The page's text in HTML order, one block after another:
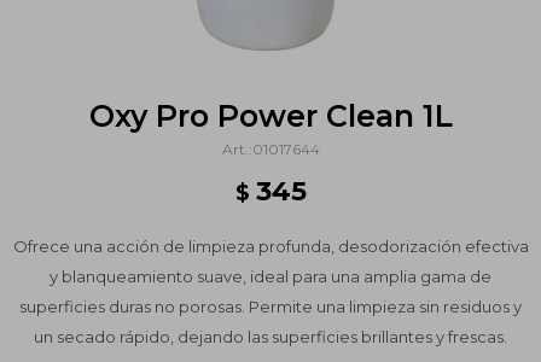
Oxy Pro Power Clean 1L
01017644
$ 345
Ofrece una acción de limpieza profunda, desodorización efectiva
y blanqueamiento suave, ideal para una amplia gama de
superficies duras no porosas. Permite una limpieza sin residuos y
un secado rápido, dejando las superficies brillantes y frescas.